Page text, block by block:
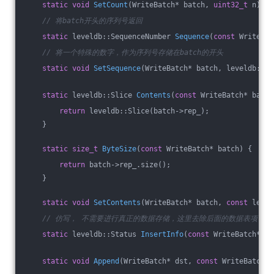
static void SetCount (WriteBatch* batch, uint32_t n)
// 将batch开头的序列号返回
static leveldb::SequenceNumber Sequence( const
// 将一个特殊的数字，作为序列号存储在batch的开头
static void SetSequence(WriteBatch* batch,
static leveldb::Slice Contents ( const WriteBatch*
return leveldb::Slice(batch->rep_);
}
static size_t ByteSize( const WriteBatch* batch)
{
return batch->rep_.size();
}
static void SetContents (WriteBatch* batch, const
// 仿写， 不需要进行真正的数据存储，这里去除后面的数据表项
static leveldb::Status InsertInfo( const WriteBatch*
static void Append (WriteBatch* dst, const WriteBatch*